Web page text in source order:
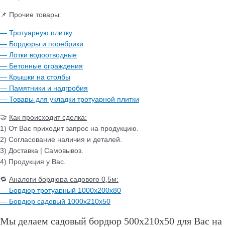
📌 Прочие товары:
— Тротуарную плитку
— Бордюры и поребрики
— Лотки водоотводные
— Бетонные ограждения
— Крышки на столбы
— Памятники и надгробия
— Товары для укладки тротуарной плитки
🤝 Как происходит сделка:
1) От Вас приходит запрос на продукцию.
2) Согласование наличия и деталей.
3) Доставка | Самовывоз.
4) Продукция у Вас.
🔁 Аналоги бордюра садового 0,5м:
— Бордюр тротуарный 1000х200х80
— Бордюр садовый 1000х210х50
Мы делаем садовый бордюр 500х210х50 для Вас на